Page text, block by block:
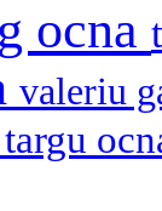
ocna
valeriu